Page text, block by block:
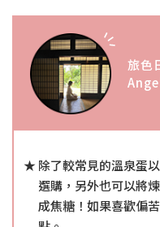
旅色
除了較常見的溫泉蛋
選購，另外也可以將
成焦糖！如果喜歡偏